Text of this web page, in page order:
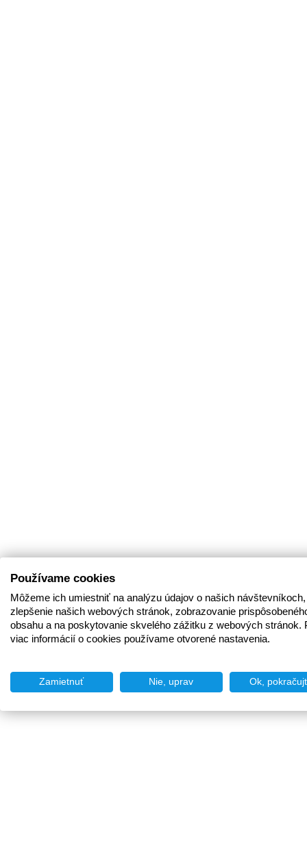
Používame cookies
Môžeme ich umiestniť na analýzu údajov o našich
zlepšenie našich webových stránok, zobrazovanie
obsahu a na poskytovanie skvelého zážitku z webových stránok.
viac informácií o cookies používame otvorené nastavenia.
Zamietnuť Nie, uprav Ok,